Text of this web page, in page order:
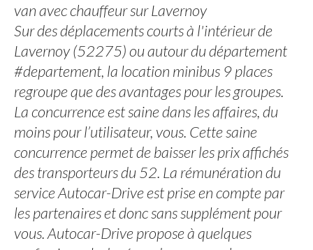
van avec chauffeur sur Lavernoy
Sur des déplacements courts à l'intérieur de
Lavernoy (52275) ou autour du département
#departement, la location minibus 9 places
regroupe que des avantages pour les groupes.
La concurrence est saine dans les affaires, du
moins pour l’utilisateur, vous. Cette saine
concurrence permet de baisser les prix affichés
des transporteurs du 52. La rémunération du
service Autocar-Drive est prise en compte par
les partenaires et donc sans supplément pour
vous. Autocar-Drive propose à quelques